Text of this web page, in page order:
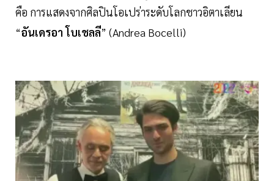
คือ การแสดงจากศิลปินโอเปร่าระดับโลกชาวอิตาเลียน
“อันเดรอา โบเชลลี” (Andrea Bocelli)